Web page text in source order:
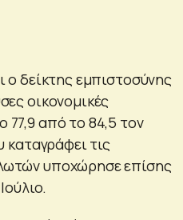
ο δείκτης εμπιστοσύνης
οικονομικές
77,9 από το 84,5 τον
καταγράφει τις
υποχώρησε επίσης